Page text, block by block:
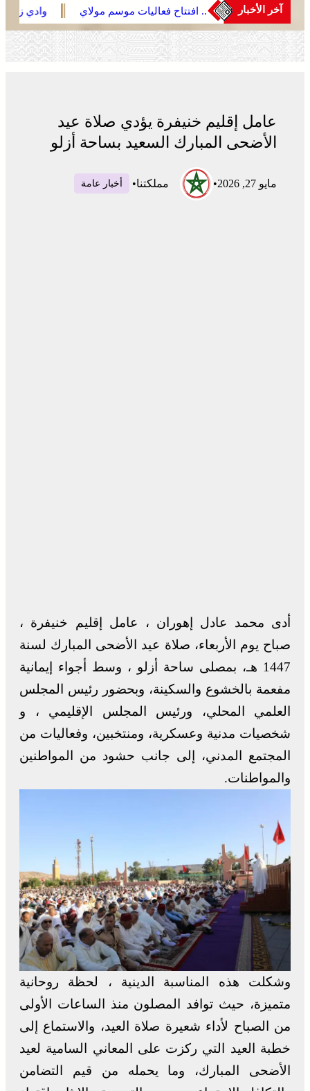
آخر الأخبار
الجديدة .. افتتاح فعاليات موسم مولاي
عبد الله أمغار
وادي زم ..
المدينة تعيد
الحريق
عامل إقليم خنيفرة يؤدي صلاة عيد
الأضحى المبارك السعيد بساحة أزلو
مايو 27, 2026 • مملكتنا• أخبار عامة
أدى محمد عادل إهوران ، عامل إقليم خنيفرة ،
صباح يوم الأربعاء، صلاة عيد الأضحى المبارك لسنة
1447 هـ، بمصلى ساحة أزلو ، وسط أجواء إيمانية
مفعمة بالخشوع والسكينة، وبحضور رئيس المجلس
العلمي المحلي، ورئيس المجلس الإقليمي ، و
شخصيات مدنية وعسكرية، ومنتخبين، وفعاليات من
المجتمع المدني، إلى جانب حشود من المواطنين
والمواطنات.
وشكلت هذه المناسبة الدينية ، لحظة روحانية
متميزة، حيث توافد المصلون منذ الساعات الأولى
من الصباح لأداء شعيرة صلاة العيد، والاستماع إلى
خطبة العيد التي ركزت على المعاني السامية لعيد
الأضحى المبارك، وما يحمله من قيم التضامن